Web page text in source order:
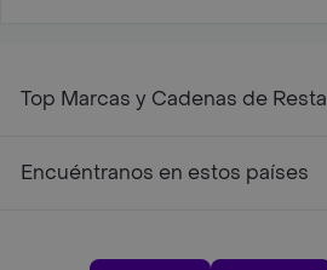
Top Marcas y Cadenas de
Encuéntranos en estos países